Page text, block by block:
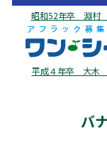
昭和52年卒 淵村
平成４年卒 大木
バ